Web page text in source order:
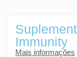
Immunity
Mais informações